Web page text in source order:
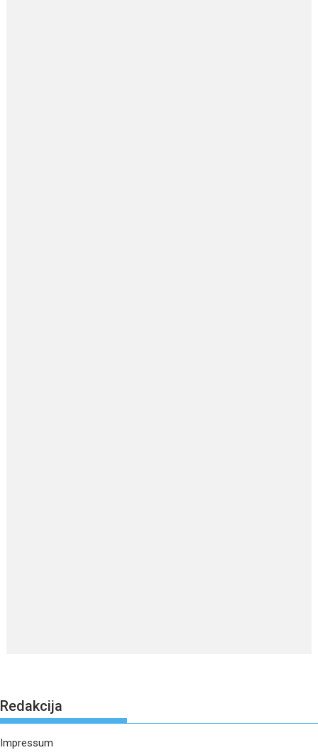
Redakcija
Impressum